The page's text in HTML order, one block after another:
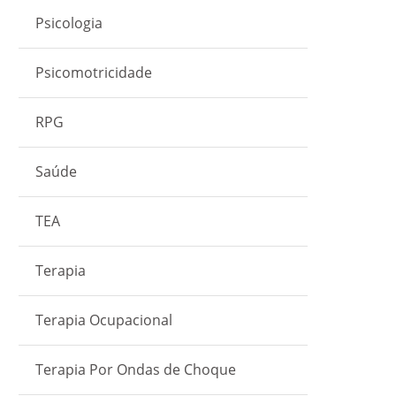
Psicologia
Psicomotricidade
RPG
Saúde
TEA
Terapia
Terapia Ocupacional
Terapia Por Ondas de Choque